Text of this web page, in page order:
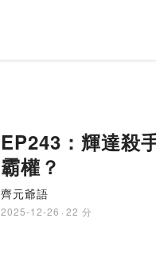
EP243：輝達殺
霸權？
齊元爺語
2025-12-26 · 22 分